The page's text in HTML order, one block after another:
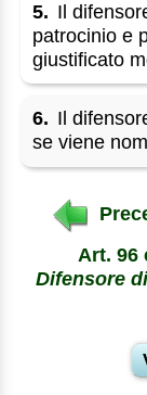
5. Il
patrocinio e
giustificato
6. Il
se viene
Art. 96
Difensore